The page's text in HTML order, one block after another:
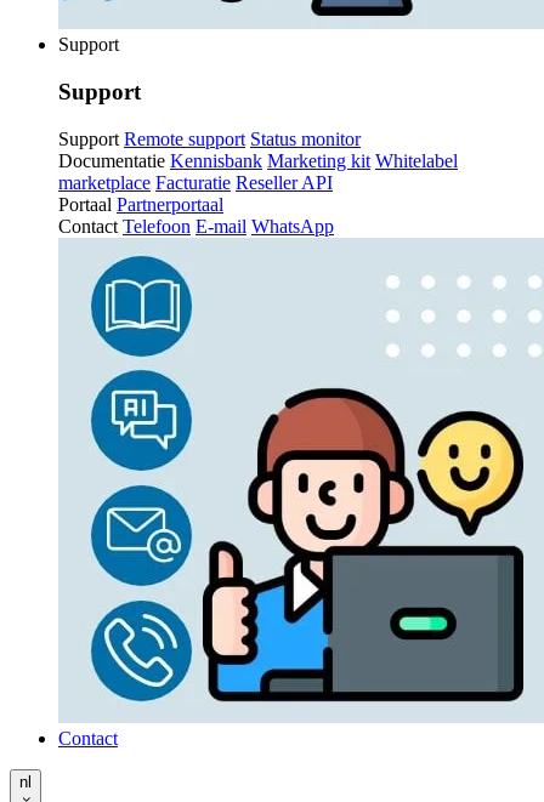
Support
Support
Support Remote support Status monitor
Documentatie Kennisbank Marketing kit Whitelabel
marketplace Facturatie Reseller API
Portaal Partnerportaal
Contact Telefoon E-mail WhatsApp
Contact
nl